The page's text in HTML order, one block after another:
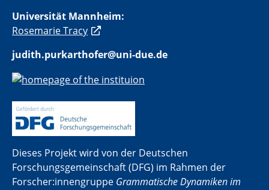
Universität Mannheim:
Rosemarie Tracy
judith.purkarthofer@uni-due.de
Dieses Projekt wird von der Deutschen
Forschungsgemeinschaft (DFG) im Rahmen der
Forscher:innengruppe Grammatische Dynamiken im